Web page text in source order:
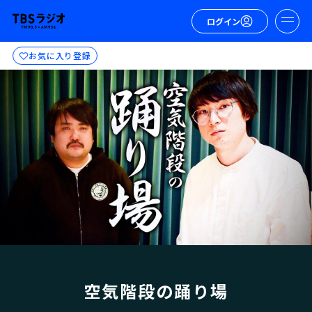
ログイン
お気に入り登録
空気階段の踊り場